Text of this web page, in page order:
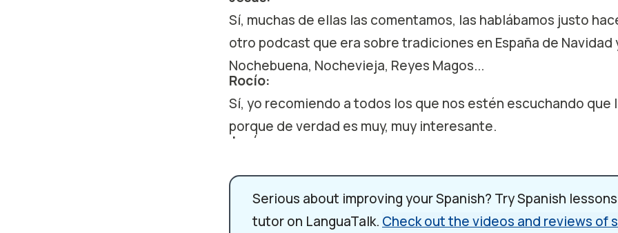
Sí, muchas de ellas las comentamos, las hablábamos justo
otro podcast que era sobre tradiciones en España de Navidad
Nochebuena, Nochevieja, Reyes Magos...
Rocío:
Sí, yo recomiendo a todos los que nos estén escuchando que
porque de verdad es muy, muy interesante.
Jesús:
tradiciones de Navidad alrededor del mundo.
Rocío:
¡Ay! Por ejemplo, yo voy a empezar...
Serious about improving your Spanish? Try Spanish
tutor on LanguaTalk. Check out the videos and reviews of